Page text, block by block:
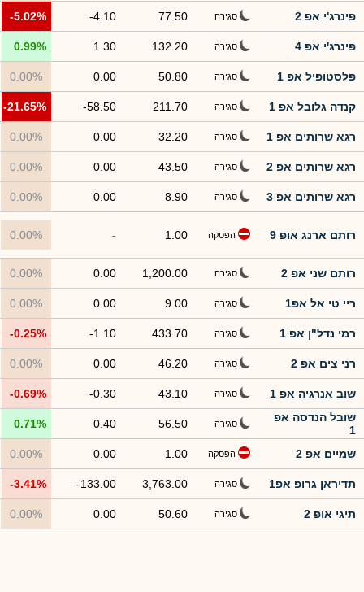
פינרג'י אפ 2 סגירה 77.50
-4.10
-5.02%
פינרג'י אפ 4 סגירה 132.20
1.30
0.99%
פלסטופיל אפ 1 סגירה 50.80
0.00
0.00%
קנדה גלובל אפ 1 סגירה 211.70
-58.50
-21.65%
רגא שרותים אפ 1 סגירה 32.20
0.00
0.00%
רגא שרותים אפ 2 סגירה 43.50
0.00
0.00%
רגא שרותים אפ 3 סגירה 8.90
0.00
0.00%
רותם ארנג אופ 9 הפסקה 1.00
-
0.00%
רותם שני אפ 2 סגירה 1,200.00
0.00
0.00%
ריי טי אל אפ1 סגירה 9.00
0.00
0.00%
רמי נדל"ן אפ 1 סגירה 433.70
-1.10
-0.25%
רני צים אפ 2 סגירה 46.20
0.00
0.00%
שוב אנרגיה אפ 1 סגירה 43.10
-0.30
-0.69%
שובל הנדסה אפ
1
סגירה 56.50
0.40
0.71%
שמיים אפ 2 הפסקה 1.00
0.00
0.00%
תדיראן גרופ אפ1 סגירה 3,763.00
-133.00
-3.41%
תיגי אופ 2 סגירה 50.60
0.00
0.00%